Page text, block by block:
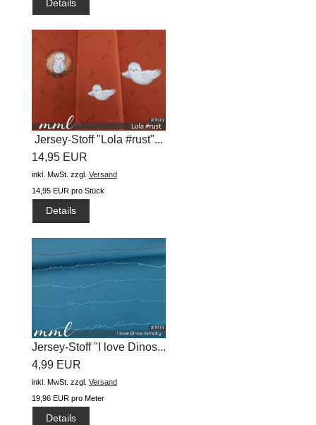
Details
Jersey-Stoff "Lola #rust"...
14,95 EUR
inkl. MwSt. zzgl. Versand
14,95 EUR pro Stück
Details
Jersey-Stoff "I love Dinos...
4,99 EUR
inkl. MwSt. zzgl. Versand
19,96 EUR pro Meter
Details